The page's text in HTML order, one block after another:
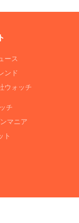
ース
ンド
ウォッチ
チ
マニア
ト